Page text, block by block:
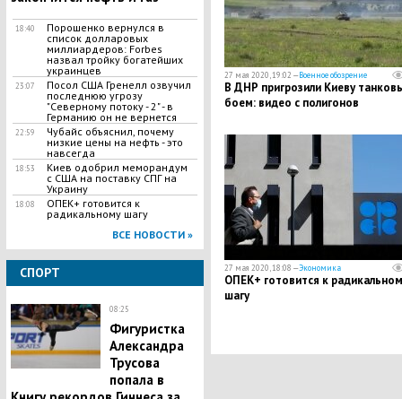
18:40
Порошенко вернулся в
список долларовых
миллиардеров: Forbes
назвал тройку богатейших
украинцев
23:07
Посол США Гренелл озвучил
последнюю угрозу
"Северному потоку - 2" - в
Германию он не вернется
22:59
Чубайс объяснил, почему
низкие цены на нефть - это
навсегда
18:53
Киев одобрил меморандум
с США на поставку СПГ на
Украину
18:08
ОПЕК+ готовится к
радикальному шагу
ВСЕ НОВОСТИ »
СПОРТ
08:25
Фигуристка
Александра
Трусова
попала в
27 мая 2020, 19:02 —Военное обозрение
В ДНР пригрозили Киеву
боем: видео с полигонов
27 мая 2020, 18:08 —Экономика
ОПЕК+ готовится к
шагу